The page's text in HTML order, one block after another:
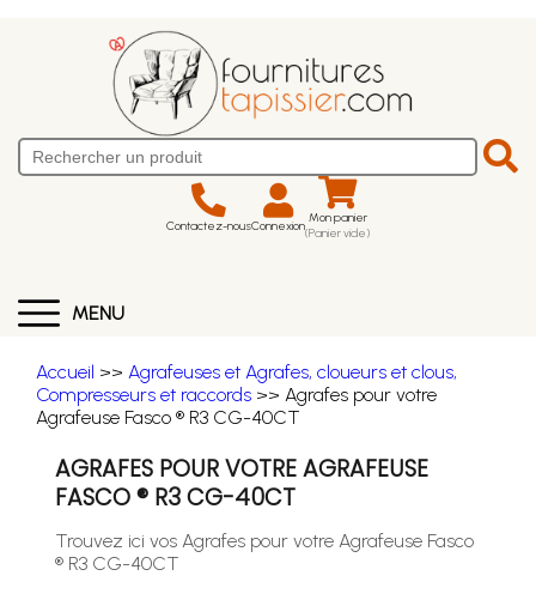
Contactez-nousConnexion Mon panier
(Panier vide)
MENU
Accueil >> Agrafeuses et Agrafes, cloueurs et clous,
Compresseurs et raccords >> Agrafes pour votre
Agrafeuse Fasco ® R3 CG-40CT
AGRAFES POUR VOTRE AGRAFEUSE
FASCO ® R3 CG-40CT
Trouvez ici vos Agrafes pour votre Agrafeuse Fasco
® R3 CG-40CT